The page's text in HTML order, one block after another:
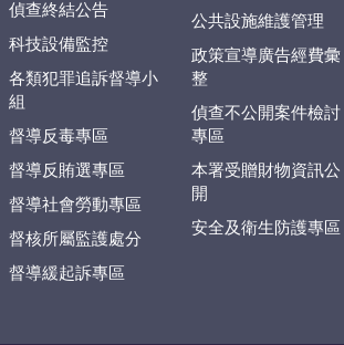
偵查終結公告
科技設備監控
各類犯罪追訴督導小
組
督導反毒專區
督導反賄選專區
督導社會勞動專區
督核所屬監護處分
督導緩起訴專區
公共設施維護管理
政策宣導廣告經費彙
整
偵查不公開案件檢討
專區
本署受贈財物資訊公
開
安全及衛生防護專區